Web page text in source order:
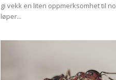
gi vekk en liten oppmerksomhet til
løper...